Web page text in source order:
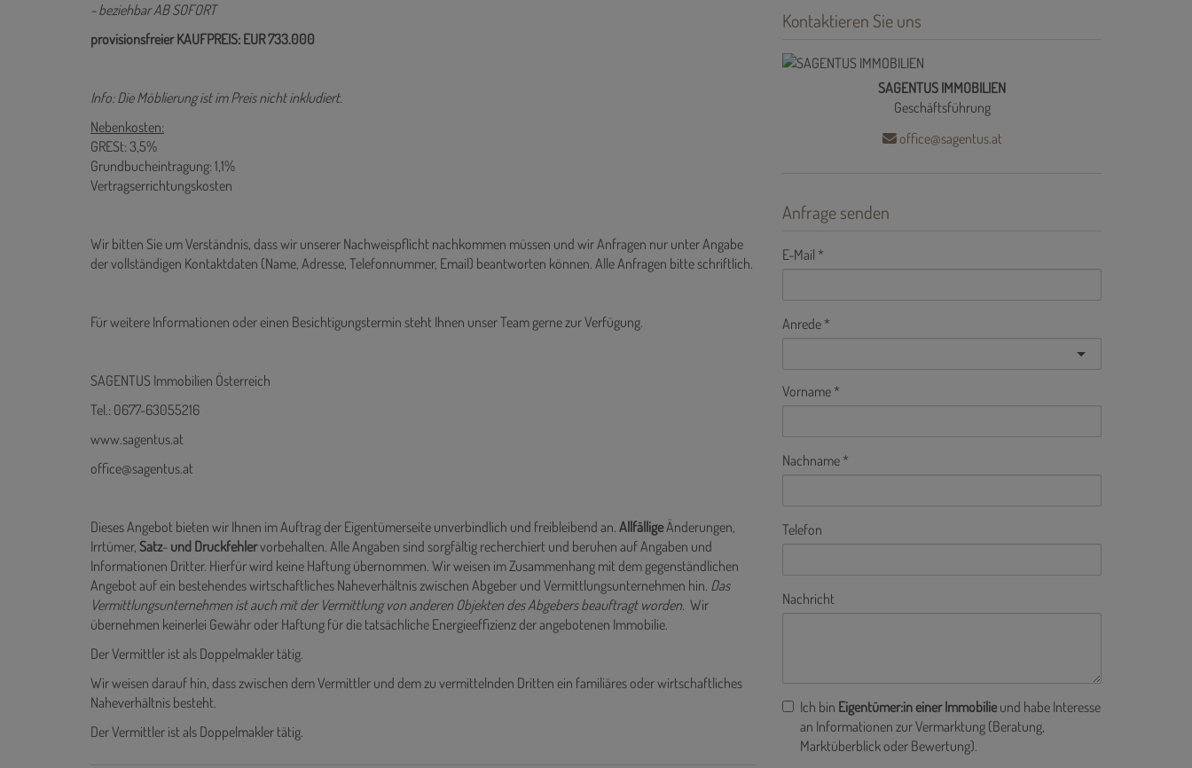
- beziehbar AB SOFORT
provisionsfreier KAUFPREIS: EUR 733.000
Info: Die Möblierung ist im Preis nicht inkludiert.
Nebenkosten:
GRESt: 3,5%
Grundbucheintragung: 1,1%
Vertragserrichtungskosten
Wir bitten Sie um Verständnis, dass wir unserer Nachweispflicht nachkommen müssen und wir Anfragen nur unter Angabe
der vollständigen Kontaktdaten (Name, Adresse, Telefonnummer, Email) beantworten können. Alle Anfragen bitte schriftlich.
Für weitere Informationen oder einen Besichtigungstermin steht Ihnen unser Team gerne zur Verfügung.
SAGENTUS Immobilien Österreich
Tel.: 0677-63055216
www.sagentus.at
office@sagentus.at
Dieses Angebot bieten wir Ihnen im Auftrag der Eigentümerseite unverbindlich und freibleibend an. AllfälligeÄnderungen,
Irrtümer, Satz- und Druckfehlervorbehalten. Alle Angaben sind sorgfältig recherchiert und beruhen auf Angaben und
Informationen Dritter. Hierfür wird keine Haftung übernommen. Wir weisen im Zusammenhang mit dem gegenständlichen
Angebot auf ein bestehendes wirtschaftliches Naheverhältnis zwischen Abgeber und Vermittlungsunternehmen hin. Das
Vermittlungsunternehmen ist auch mit der Vermittlung von anderen Objekten des Abgebers beauftragt worden. Wir
übernehmen keinerlei Gewähr oder Haftung für die tatsächliche Energieeffizienz der angebotenen Immobilie.
Der Vermittler ist als Doppelmakler tätig.
Wir weisen darauf hin, dass zwischen dem Vermittler und dem zu vermittelnden Dritten ein familiäres oder wirtschaftliches
Naheverhältnis besteht.
Der Vermittler ist als Doppelmakler tätig.
Kontaktieren Sie uns
SAGENTUS IMMOBILIEN
Geschäftsführung
office@sagentus.at
Anfrage senden
E-Mail
Anrede
Vorname
Nachname
Telefon
Nachricht
Ich bin Eigentümer:in einer Immobilieund habe Interesse
an Informationen zur Vermarktung (Beratung,
Marktüberblick oder Bewertung).